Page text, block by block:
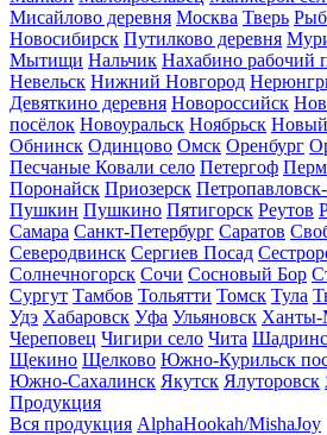
Мисайлово деревня Москва Тверь
Новосибирск Путилково деревня
Мытищи Нальчик Нахабино рабочий
Невельск Нижний Новгород
Девяткино деревня Новороссийск
посёлок Новоуральск Ноябрьск
Обнинск Одинцово Омск Оренбург
Песчаные Ковали село Петергоф
Поронайск Приозерск
Пушкин Пушкино Пятигорск Реутов
Самара Санкт-Петербург Саратов
Северодвинск Сергиев Посад
Солнечногорск Сочи Сосновый Бор
Сургут Тамбов Тольятти Томск Тула
Удэ Хабаровск Уфа Ульяновск Ханты-
Череповец Чигири село Чита
Щекино Щелково Южно-Курильск
Южно-Сахалинск Якутск Ялуторовск
Продукция
Вся продукция AlphaHookah/MishaJoy